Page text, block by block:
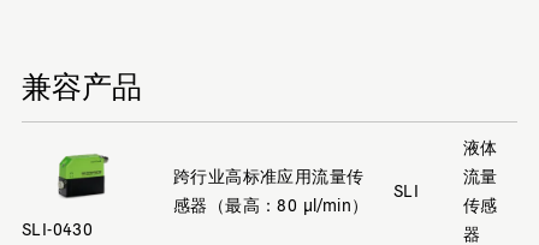
兼容产品
SLI-0430
跨行业高标准应用流量传
感器（最高：80 µl/min）
SLI
液体
流量
传感
器